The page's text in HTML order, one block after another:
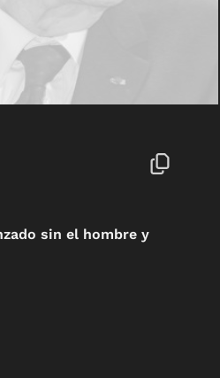
sin el hombre y